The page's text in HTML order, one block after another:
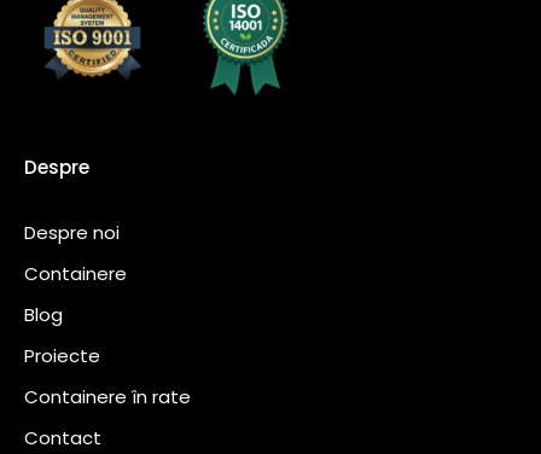
Despre
Despre noi
Containere
Blog
Proiecte
Containere în rate
Contact